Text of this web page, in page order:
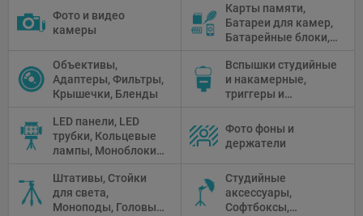
Фото и видео
камеры
Карты памяти,
Батареи для камер,
Батарейные блоки,
Объективы,
Адаптеры, Фильтры,
Крышечки, Бленды
Вспышки студийные
и накамерные,
триггеры и
LED панели, LED
трубки, Кольцевые
лампы, Моноблоки,
Флуоресцентное и
галогенное
освещение
Фото фоны и
держатели
Штативы, Стойки
для света,
Моноподы, Головы
Студийные
аксессуары,
Софтбоксы,